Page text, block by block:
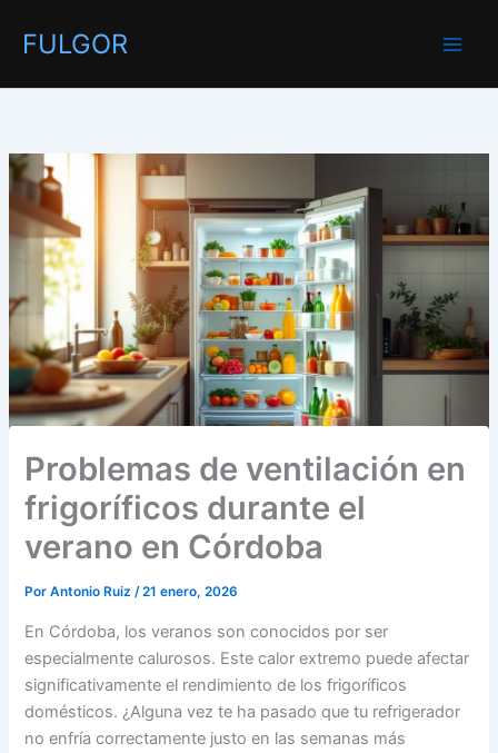
FULGOR
Problemas de ventilación en
frigoríficos durante el
verano en Córdoba
PorAntonio Ruiz/21 enero, 2026
En Córdoba, los veranos son conocidos por ser
especialmente calurosos. Este calor extremo puede afectar
significativamente el rendimiento de los frigoríficos
domésticos. ¿Alguna vez te ha pasado que tu refrigerador
no enfría correctamente justo en las semanas más